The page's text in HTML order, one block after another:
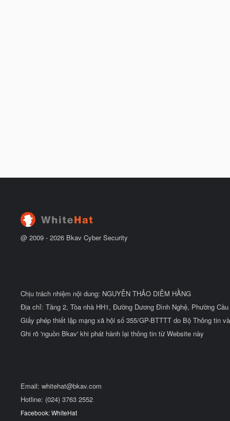
@ 2009 - 2026 Bkav Cyber Security
Chịu trách nhiệm nội dung: NGUYỄN THẢO DIỄM HẰNG
Địa chỉ: Tầng 2, Tòa nhà HH1, Đường Dương Đình Nghệ, Phường
Giấy phép thiết lập mạng xã hội số 355/GP-BTTTT do Bộ Thông tin
Ghi rõ 'nguồn Bkav' khi phát hành lại thông tin từ Website này
Email: whitehat@bkav.com
Hotline: (024) 3763 2552
Facebook: WhiteHat